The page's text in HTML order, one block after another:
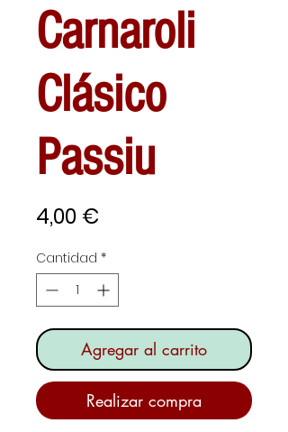
Carnaroli
Clásico
Passiu
4,00 €
Cantidad *
Agregar al carrito
Realizar compra